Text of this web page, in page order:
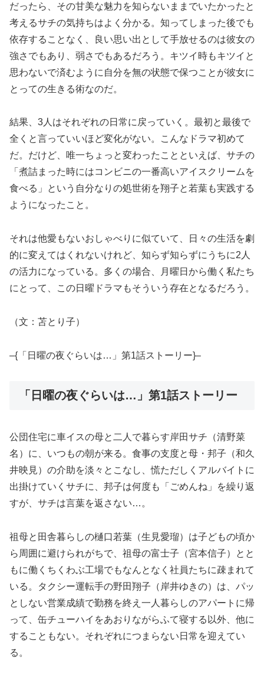
だったら、その甘美な魅力を知らないままでいたかったと
考えるサチの気持ちはよく分かる。知ってしまった後でも
依存することなく、良い思い出として手放せるのは彼女の
強さでもあり、弱さでもあるだろう。キツイ時もキツイと
思わないで済むように自分を無の状態で保つことが彼女に
とっての生きる術なのだ。
結果、3人はそれぞれの日常に戻っていく。最初と最後で
全くと言っていいほど変化がない。こんなドラマ初めて
だ。だけど、唯一ちょっと変わったことといえば、サチの
「煮詰まった時にはコンビニの一番高いアイスクリームを
食べる」という自分なりの処世術を翔子と若葉も実践する
ようになったこと。
それは他愛もないおしゃべりに似ていて、日々の生活を劇
的に変えてはくれないけれど、知らず知らずにうちに2人
の活力になっている。多くの場合、月曜日から働く私たち
にとって、この日曜ドラマもそういう存在となるだろう。
（文：苫とり子）
–{「日曜の夜ぐらいは…」第1話ストーリー}–
「日曜の夜ぐらいは…」第1話ストーリー
公団住宅に車イスの母と二人で暮らす岸田サチ（清野菜
名）に、いつもの朝が来る。食事の支度と母・邦子（和久
井映見）の介助を淡々とこなし、慌ただしくアルバイトに
出掛けていくサチに、邦子は何度も「ごめんね」を繰り返
すが、サチは言葉を返さない…。
祖母と田舎暮らしの樋口若葉（生見愛瑠）は子どもの頃か
ら周囲に避けられがちで、祖母の富士子（宮本信子）とと
もに働くちくわぶ工場でもなんとなく社員たちに疎まれて
いる。タクシー運転手の野田翔子（岸井ゆきの）は、パッ
としない営業成績で勤務を終え一人暮らしのアパートに帰
って、缶チューハイをあおりながらふて寝する以外、他に
することもない。それぞれにつまらない日常を迎えてい
る。